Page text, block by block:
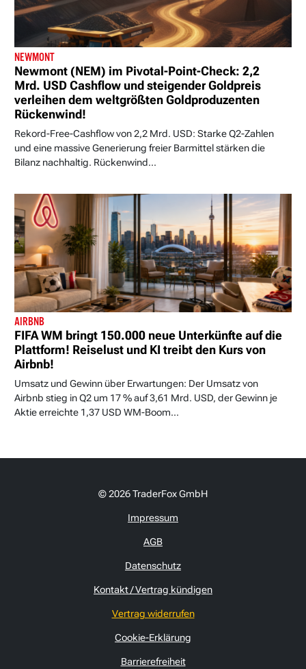
NEWMONT
Newmont (NEM) im Pivotal-Point-Check: 2,2
Mrd. USD Cashflow und steigender Goldpreis
verleihen dem weltgrößten Goldproduzenten
Rückenwind!
Rekord-Free-Cashflow von 2,2 Mrd. USD: Starke Q2-Zahlen
und eine massive Generierung freier Barmittel stärken die
Bilanz nachhaltig. Rückenwind...
AIRBNB
FIFA WM bringt 150.000 neue Unterkünfte auf die
Plattform! Reiselust und KI treibt den Kurs von
Airbnb!
Umsatz und Gewinn über Erwartungen: Der Umsatz von
Airbnb stieg in Q2 um 17 % auf 3,61 Mrd. USD, der Gewinn je
Aktie erreichte 1,37 USD WM-Boom...
© 2026 TraderFox GmbH
Impressum
AGB
Datenschutz
Kontakt / Vertrag kündigen
Vertrag widerrufen
Cookie-Erklärung
Barrierefreiheit